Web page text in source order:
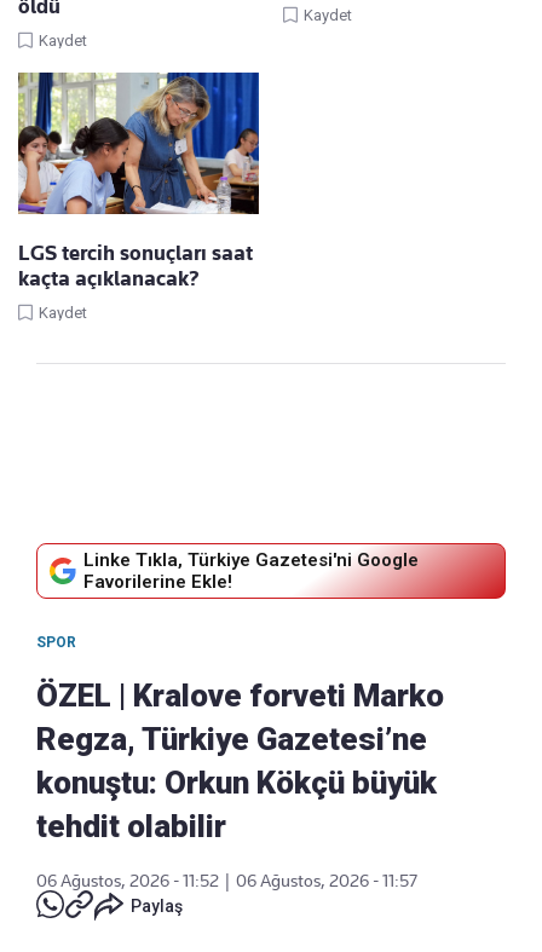
öldü
Kaydet
Kaydet
LGS tercih sonuçları saat
kaçta açıklanacak?
Kaydet
Linke Tıkla, Türkiye Gazetesi'ni Google
Favorilerine Ekle!
SPOR
ÖZEL | Kralove forveti Marko
Regza, Türkiye Gazetesi’ne
konuştu: Orkun Kökçü büyük
tehdit olabilir
06 Ağustos, 2026 - 11:52 | 06 Ağustos, 2026 - 11:57
Paylaş